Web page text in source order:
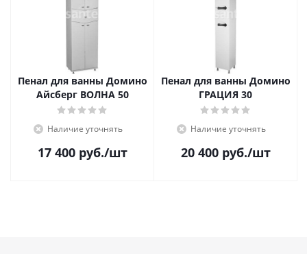
Пенал для ванны Домино
Айсберг ВОЛНА 50
Наличие уточнять
17 400руб./шт
Пенал для ванны Домино
ГРАЦИЯ 30
Наличие уточнять
20 400руб./шт